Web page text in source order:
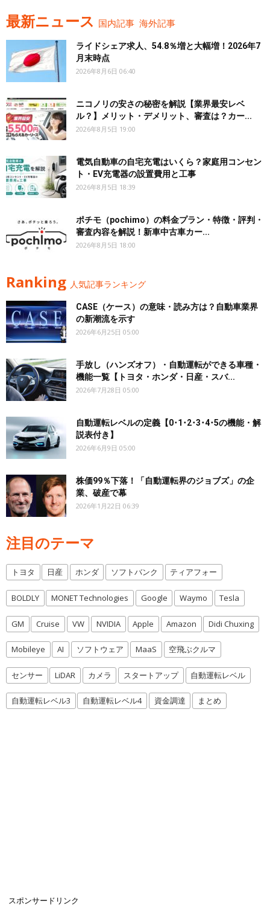
最新ニュース 国内記事 海外記事
ライドシェア求人、54.8％増と大幅増！2026年7
月末時点
2026年8月6日 06:40
ニコノリの安さの秘密を解説【業界最安レベ
ル？】メリット・デメリット、審査は？カー...
2026年8月5日 19:00
電気自動車の自宅充電はいくら？家庭用コンセン
ト・EV充電器の設置費用と工事
2026年8月5日 18:39
ポチモ（pochimo）の料金プラン・特徴・評判・
審査内容を解説！新車中古車カー...
2026年8月5日 18:00
Ranking 人気記事ランキング
CASE（ケース）の意味・読み方は？自動車業界
の新潮流を示す
2026年6月25日 05:00
手放し（ハンズオフ）・自動運転ができる車種・
機能一覧【トヨタ・ホンダ・日産・スバ...
2026年7月28日 05:00
自動運転レベルの定義【0･1･2･3･4･5の機能・解
説表付き】
2026年6月9日 05:00
株価99％下落！「自動運転界のジョブズ」の企
業、破産で幕
2026年1月22日 06:39
注目のテーマ
トヨタ 日産 ホンダ ソフトバンク ティアフォー
BOLDLY MONET Technologies Google Waymo Tesla
GM Cruise VW NVIDIA Apple Amazon Didi Chuxing
Mobileye AI ソフトウェア MaaS 空飛ぶクルマ
センサー LiDAR カメラ スタートアップ 自動運転レベル
自動運転レベル3 自動運転レベル4 資金調達 まとめ
スポンサードリンク